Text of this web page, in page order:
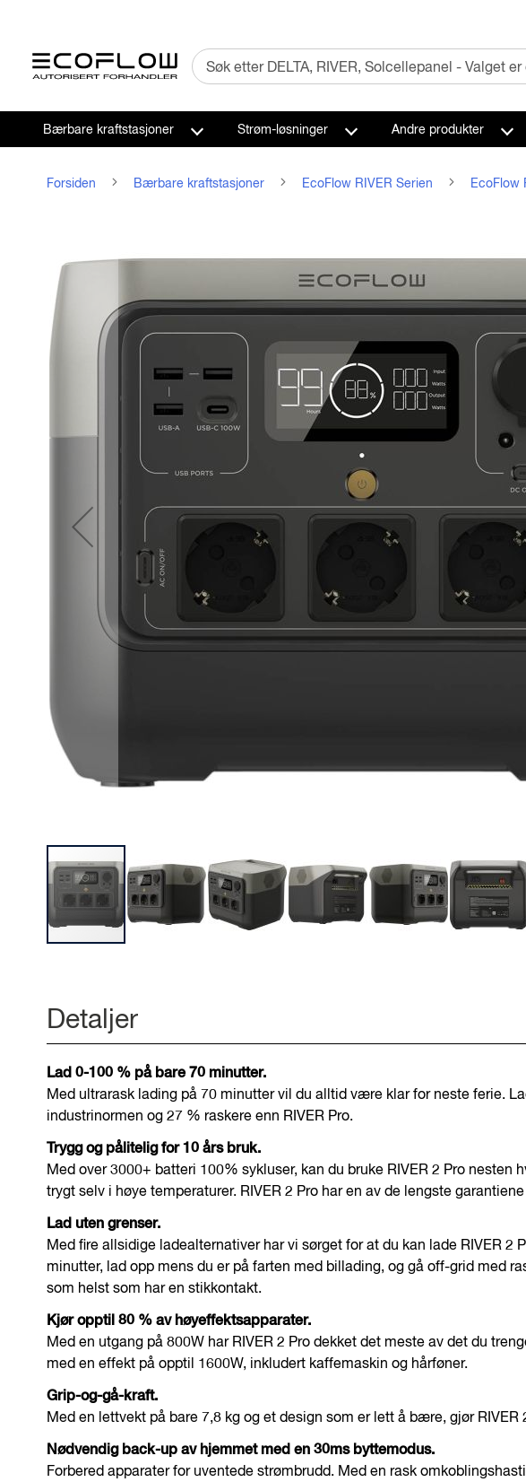
Bærbare kraftstasjoner Strøm-løsninger Andre produkter
Forsiden Bærbare kraftstasjoner EcoFlow RIVER Serien EcoFlow
slutten
av
bildegalleriet
av
bilder
galleriet
Detaljer
Lad 0-100 % på bare 70 minutter.
Med ultrarask lading på 70 minutter vil du alltid være klar for neste ferie.
industrinormen og 27 % raskere enn RIVER Pro.
Trygg og pålitelig for 10 års bruk.
Med over 3000+ batteri 100% sykluser, kan du bruke RIVER 2 Pro
trygt selv i høye temperaturer. RIVER 2 Pro har en av de lengste
Lad uten grenser.
Med fire allsidige ladealternativer har vi sørget for at du kan lade RIVER
minutter, lad opp mens du er på farten med billading, og gå off-grid med
som helst som har en stikkontakt.
Kjør opptil 80 % av høyeffektsapparater.
Med en utgang på 800W har RIVER 2 Pro dekket det meste av det du
med en effekt på opptil 1600W, inkludert kaffemaskin og hårføner.
Grip-og-gå-kraft.
Med en lettvekt på bare 7,8 kg og et design som er lett å bære, gjør
Nødvendig back-up av hjemmet med en 30ms byttemodus.
Forbered apparater for uventede strømbrudd. Med en rask